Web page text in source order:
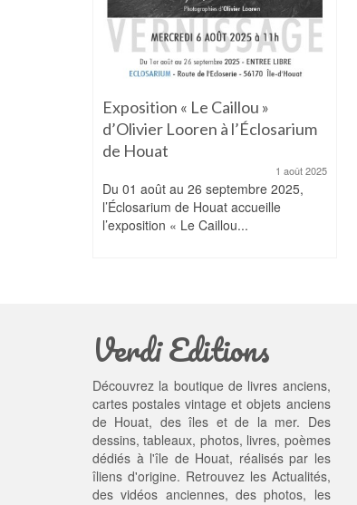
Exposition « Le Caillou »
d’Olivier Looren à l’Éclosarium
de Houat
1 août 2025
Du 01 août au 26 septembre 2025,
l’Éclosarium de Houat accueille
l’exposition « Le Caillou...
Verdi Editions
Découvrez la boutique de livres anciens,
cartes postales vintage et objets anciens
de Houat, des îles et de la mer. Des
dessins, tableaux, photos, livres, poèmes
dédiés à l'île de Houat, réalisés par les
îliens d'origine. Retrouvez les Actualités,
desvidéos anciennes, desphotos, les